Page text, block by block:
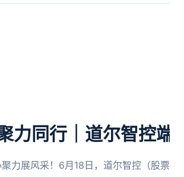
力同行｜道尔智控端
力展风采！6月18日，道尔智控（股票